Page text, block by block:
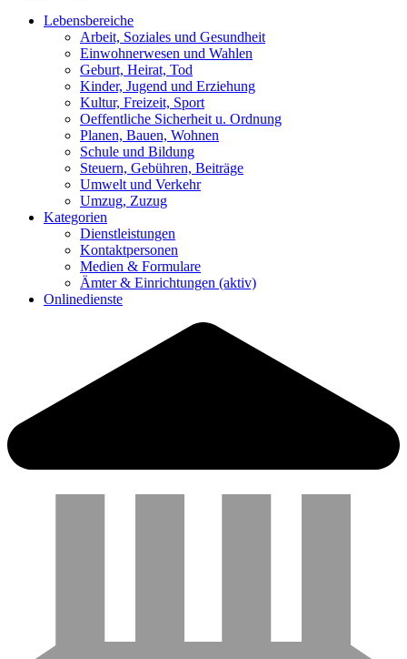
Lebensbereiche
Arbeit, Soziales und Gesundheit
Einwohnerwesen und Wahlen
Geburt, Heirat, Tod
Kinder, Jugend und Erziehung
Kultur, Freizeit, Sport
Oeffentliche Sicherheit u. Ordnung
Planen, Bauen, Wohnen
Schule und Bildung
Steuern, Gebühren, Beiträge
Umwelt und Verkehr
Umzug, Zuzug
Kategorien
Dienstleistungen
Kontaktpersonen
Medien & Formulare
Ämter & Einrichtungen (aktiv)
Onlinedienste